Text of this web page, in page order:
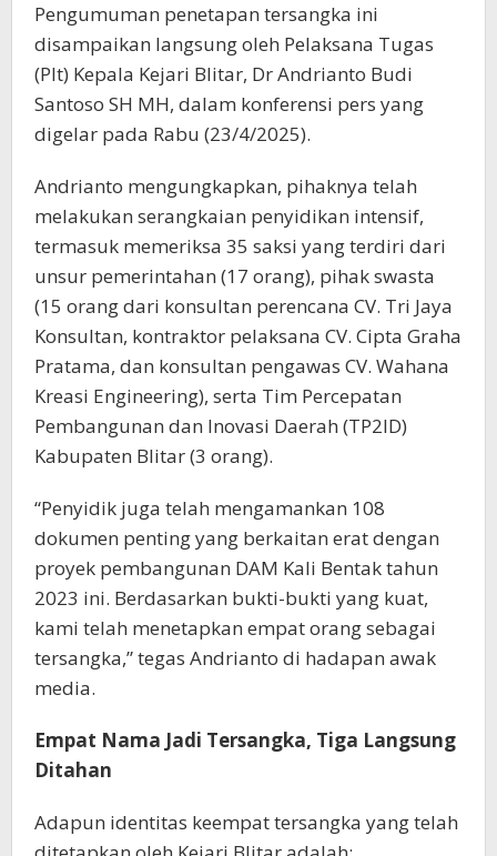
Pengumuman penetapan tersangka ini
disampaikan langsung oleh Pelaksana Tugas
(Plt) Kepala Kejari Blitar, Dr Andrianto Budi
Santoso SH MH, dalam konferensi pers yang
digelar pada Rabu (23/4/2025).
Andrianto mengungkapkan, pihaknya telah
melakukan serangkaian penyidikan intensif,
termasuk memeriksa 35 saksi yang terdiri dari
unsur pemerintahan (17 orang), pihak swasta
(15 orang dari konsultan perencana CV. Tri Jaya
Konsultan, kontraktor pelaksana CV. Cipta Graha
Pratama, dan konsultan pengawas CV. Wahana
Kreasi Engineering), serta Tim Percepatan
Pembangunan dan Inovasi Daerah (TP2ID)
Kabupaten Blitar (3 orang).
“Penyidik juga telah mengamankan 108
dokumen penting yang berkaitan erat dengan
proyek pembangunan DAM Kali Bentak tahun
2023 ini. Berdasarkan bukti-bukti yang kuat,
kami telah menetapkan empat orang sebagai
tersangka,” tegas Andrianto di hadapan awak
media.
Empat Nama Jadi Tersangka, Tiga Langsung
Ditahan
Adapun identitas keempat tersangka yang telah